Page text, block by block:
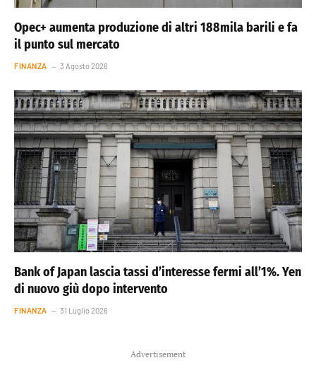
Opec+ aumenta produzione di altri 188mila barili e fa
il punto sul mercato
FINANZA 3 Agosto 2026
Bank of Japan lascia tassi d’interesse fermi all’1%. Yen
di nuovo giù dopo intervento
FINANZA 31 Luglio 2026
Advertisement